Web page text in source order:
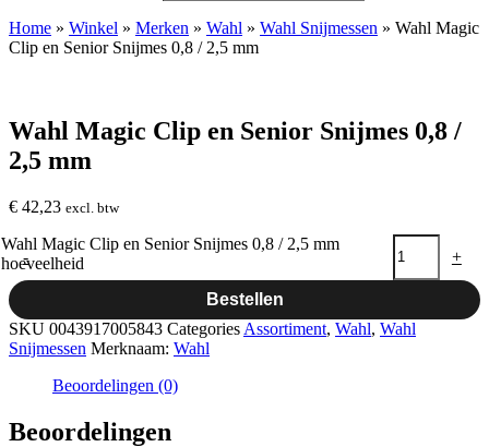
Home » Winkel » Merken » Wahl » Wahl Snijmessen » Wahl Magic
Clip en Senior Snijmes 0,8 / 2,5 mm
Wahl Magic Clip en Senior Snijmes 0,8 /
2,5 mm
€ 42,23 excl. btw
-
Wahl Magic Clip en Senior Snijmes 0,8 / 2,5 mm
hoeveelheid
+
Bestellen
SKU 0043917005843 Categories Assortiment, Wahl, Wahl
Snijmessen Merknaam: Wahl
Beoordelingen (0)
Beoordelingen